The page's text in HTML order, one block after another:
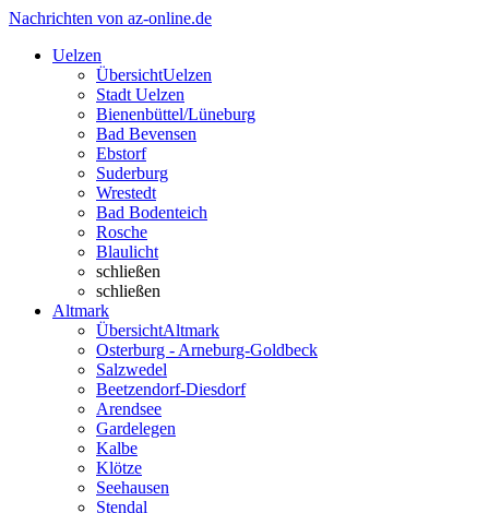
Nachrichten von az-online.de
Uelzen
ÜbersichtUelzen
Stadt Uelzen
Bienenbüttel/Lüneburg
Bad Bevensen
Ebstorf
Suderburg
Wrestedt
Bad Bodenteich
Rosche
Blaulicht
schließen
schließen
Altmark
ÜbersichtAltmark
Osterburg - Arneburg-Goldbeck
Salzwedel
Beetzendorf-Diesdorf
Arendsee
Gardelegen
Kalbe
Klötze
Seehausen
Stendal